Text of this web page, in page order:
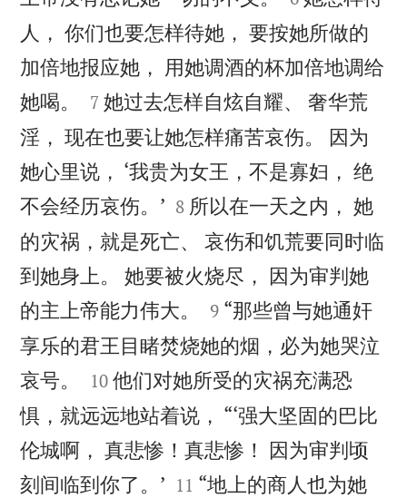
人， 你们也要怎样待她， 要按她所做的
加倍地报应她， 用她调酒的杯加倍地调给
她喝。


7 她过去怎样自炫自耀、 奢华荒
淫， 现在也要让她怎样痛苦哀伤。 因为
她心里说， ‘我贵为女王，不是寡妇， 绝
不会经历哀伤。’ 

8 所以在一天之内， 她
的灾祸，就是死亡、 哀伤和饥荒要同时临
到她身上。 她要被火烧尽， 因为审判她
的主上帝能力伟大。


9 “那些曾与她通奸
享乐的君王目睹焚烧她的烟，必为她哭泣
哀号。


10 他们对她所受的灾祸充满恐
惧，就远远地站着说， “‘强大坚固的巴比
伦城啊， 真悲惨！真悲惨！ 因为审判顷
刻间临到你了。’ 

11 “地上的商人也为她